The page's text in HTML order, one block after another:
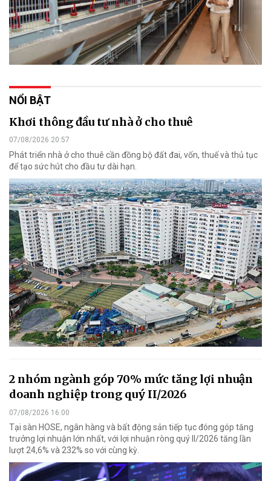
NỔI BẬT
Khơi thông đầu tư nhà ở cho thuê
07/08/2026 20:57
Phát triển nhà ở cho thuê cần đồng bộ đất đai, vốn, thuế và thủ tục
để tạo sức hút cho đầu tư dài hạn.
2 nhóm ngành góp 70% mức tăng lợi nhuận
doanh nghiệp trong quý II/2026
07/08/2026 16:00
Tại sàn HOSE, ngân hàng và bất động sản tiếp tục đóng góp tăng
trưởng lợi nhuận lớn nhất, với lợi nhuận ròng quý II/2026 tăng lần
lượt 24,6% và 232% so với cùng kỳ.